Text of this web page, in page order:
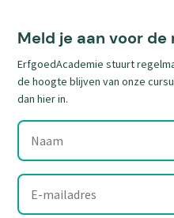
link)
link)
link)
Meld je aan voor
ErfgoedAcademie stuurt
de hoogte blijven van onze
dan hier in.
Naam
E-
mailadres